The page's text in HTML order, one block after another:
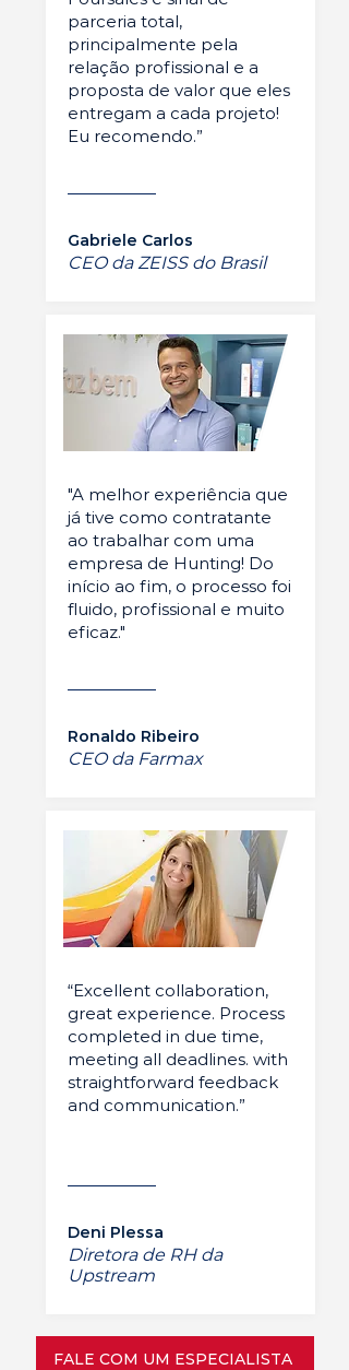
parceria total,
principalmente pela
relação profissional e a
proposta de valor que eles
entregam a cada projeto!
Eu recomendo.”
Gabriele Carlos
CEO da ZEISS do Brasil
"A melhor experiência que
já tive como contratante
ao trabalhar com uma
empresa de Hunting! Do
início ao fim, o processo foi
fluido, profissional e muito
eficaz."
Ronaldo Ribeiro
CEO da Farmax
“Excellent collaboration,
great experience. Process
completed in due time,
meeting all deadlines. with
straightforward feedback
and communication.”
Deni Plessa
Diretora de RH da
Upstream
FALE COM UM ESPECIALISTA